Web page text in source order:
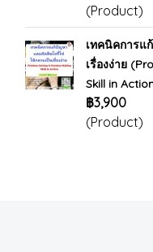
(Product)
เทคนิคการแ
เรื่องง่าย
Skill in
฿3,900
(Product)